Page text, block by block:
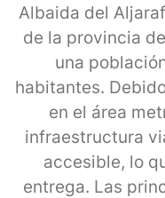
Albaida del
de la provincia
una
habitantes.
en el área
infraestructura
accesible, lo
entrega. Las